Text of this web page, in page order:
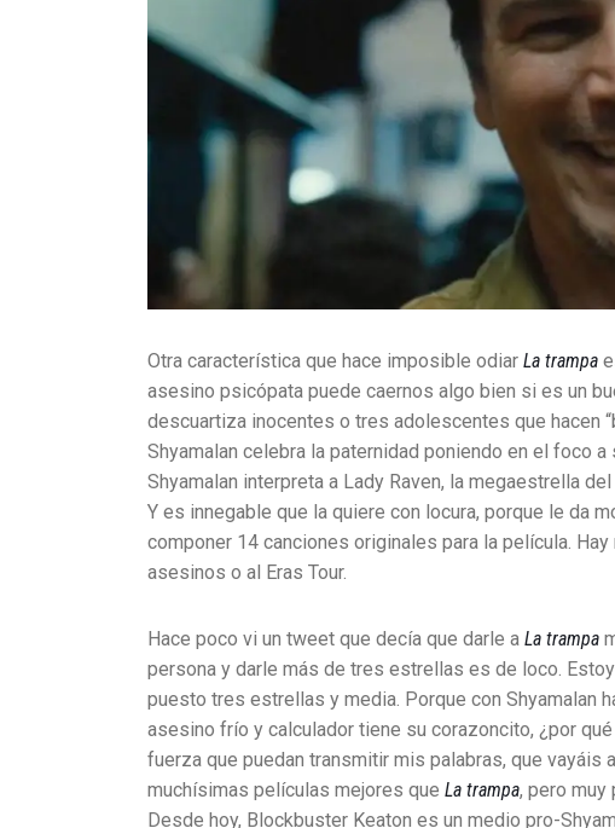
Otra característica que hace imposible odiar La trampa
asesino psicópata puede caernos algo bien si es un
descuartiza inocentes o tres adolescentes que hacen
Shyamalan celebra la paternidad poniendo en el foco
Shyamalan interpreta a Lady Raven, la megaestrella
Y es innegable que la quiere con locura, porque le da
componer 14 canciones originales para la película.
asesinos o al Eras Tour.
Hace poco vi un tweet que decía que darle a La trampa
persona y darle más de tres estrellas es de loco.
puesto tres estrellas y media. Porque con Shyamalan
asesino frío y calculador tiene su corazoncito, ¿por
fuerza que puedan transmitir mis palabras, que vayáis
muchísimas películas mejores que La trampa, pero muy
Desde hoy, Blockbuster Keaton es un medio pro-